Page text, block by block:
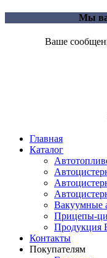
Мы
Ваше
Главная
Каталог
Вакуумные
Прицепы-
Продукция
Контакты
Покупателям